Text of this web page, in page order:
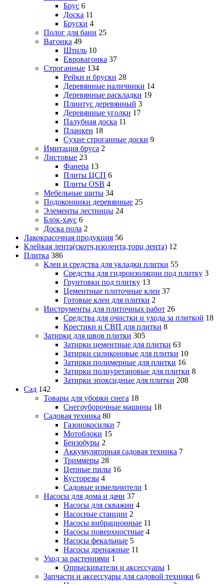
Брус 6
Доска 11
Бруски 4
Полог для бани 25
Вагонка 49
Штиль 10
Евровагонка 37
Строганные 134
Рейки и бруски 28
Деревянные наличники 14
Деревянные раскладки 19
Плинтус деревянный 3
Деревянные уголки 17
Палубная доска 11
Планкен 18
Сухие строганные доски 9
Имитация бруса 2
Листовые 23
Фанера 13
Плиты ЦСП 6
Плиты OSB 4
Мебельные щиты 34
Подоконники деревянные 25
Элементы лестницы 24
Блок-хаус 6
Доска пола 2
Лакокрасочная продукция 56
Клейкая лента(скотч,изолента,торц лента) 12
Плитка 386
Клеи и средства для укладки плитки 55
Средства для гидроизоляции под плитку 3
Грунтовки под плитку 13
Цементные плиточные клеи 37
Готовые клеи для плитки 2
Инструменты для плиточных работ 26
Средства для очистки и ухода за плиткой 18
Крестики и СВП для плитки 8
Затирки для швов плитки 305
Затирки цементные для плитки 63
Затирки силиконовые для плитки 10
Затирки полимерные для плитки 16
Затирки полиуретановые для плитки 8
Затирки эпоксидные для плитки 208
Сад 142
Товары для уборки снега 18
Снегоуборочные машины 18
Садовая техника 80
Газонокосилки 7
Мотоблоки 15
Бензобуры 2
Аккумуляторная садовая техника 7
Триммеры 28
Цепные пилы 16
Кусторезы 4
Садовые измельчители 1
Насосы для дома и дачи 37
Насосы для скважин 4
Насосные станции 2
Насосы вибрационные 11
Насосы поверхностные 4
Насосы фекальные 5
Насосы дренажные 11
Уход за растениями 1
Опрыскиватели и аксессуары 1
Запчасти и аксессуары для садовой техники 6